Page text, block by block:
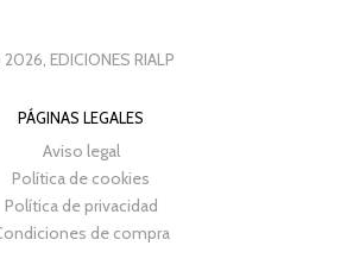
EDICIONES RIALP
PÁGINAS LEGALES
Aviso legal
Política de cookies
Política de privacidad
de compra